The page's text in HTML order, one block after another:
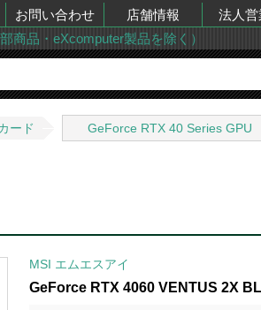
お問い合わせ 店舗情報 法人営
商品・eXcomputer製品を除く）
ード GeForce RTX 40 Series GPU
MSI エムエスアイ
GeForce RTX 4060 VENTUS 2X